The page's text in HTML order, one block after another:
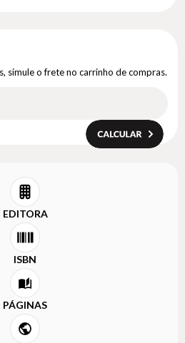
simule o frete no carrinho de compras.
EDITORA
ISBN
PÁGINAS